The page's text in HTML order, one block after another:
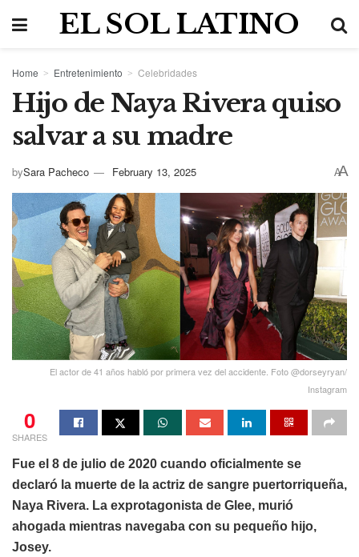
EL SOL LATINO
Home Entretenimiento Celebridades
Hijo de Naya Rivera quiso
salvar a su madre
bySara Pacheco February 13, 2025 AA
El actor de 41 años habló por primera vez del accidente. Foto @dorseyryan/
Instagram
0
SHARES
Fue el 8 de julio de 2020 cuando oficialmente se
declaró la muerte de la actriz de sangre puertorriqueña,
Naya Rivera. La exprotagonista de Glee, murió
ahogada mientras navegaba con su pequeño hijo,
Josey.